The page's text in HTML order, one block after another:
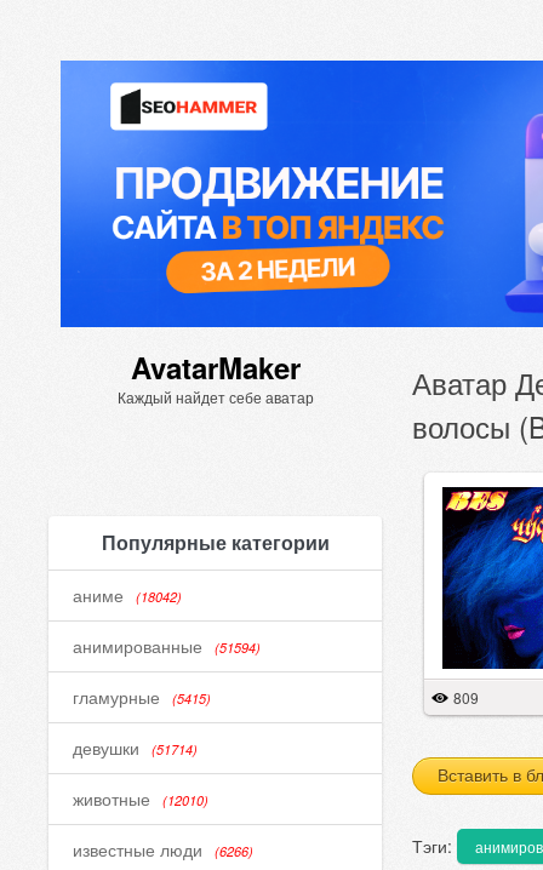
AvatarMaker
Каждый найдет себе аватар
Популярные категории
аниме (18042)
анимированные (51594)
гламурные (5415)
девушки (51714)
животные (12010)
известные люди (6266)
Аватар
волосы
809
Вставить в
Тэги: